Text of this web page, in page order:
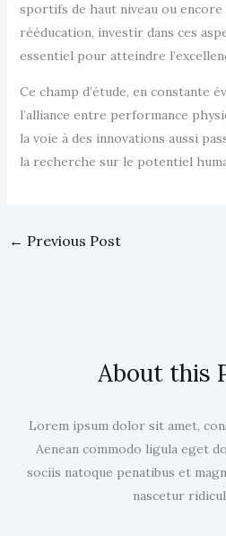
sportifs de haut niveau ou encore
rééducation, investir dans ces
essentiel pour atteindre
Ce champ d’étude, en constante
l’alliance entre performance
la voie à des innovations aussi
la recherche sur le potentiel
← Previous Post
About this
Lorem ipsum dolor sit amet,
Aenean commodo ligula eget
sociis natoque penatibus et
nascetur